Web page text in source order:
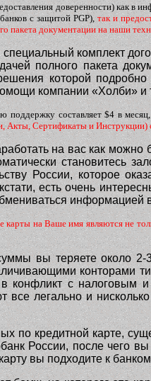
доверенности) как в
с защитой PGP),так и
пакета документации на наши
комплект
полного пакета
которой
компании «Холби» и
поддержку составляет $4 в месяц,
Акты, Сертификаты и Инструкции)
на вас как
становитесь
России, которое
есть очень
на Ваше имя являются не
вы теряете около
конторами
с налоговым
все легально и
по кредитной карте,
России, после чего
вы подходите к